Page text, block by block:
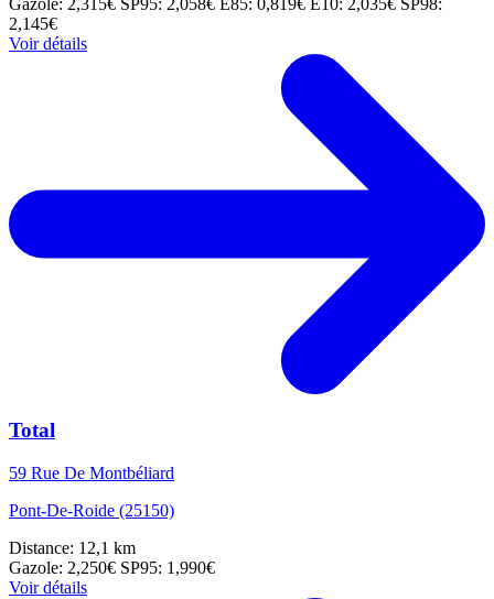
Gazole: 2,315€ SP95: 2,058€ E85: 0,819€ E10: 2,035€ SP98:
2,145€
Voir détails
Total
59 Rue De Montbéliard
Pont-De-Roide (25150)
Distance: 12,1 km
Gazole: 2,250€ SP95: 1,990€
Voir détails